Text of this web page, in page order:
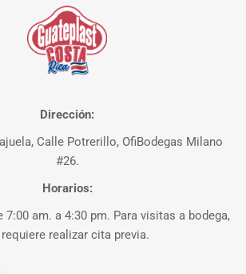
Dirección:
Calle Potrerillo, OfiBodegas Milano
#26.
Horarios:
7:00 am. a 4:30 pm. Para visitas a bodega,
realizar cita previa.